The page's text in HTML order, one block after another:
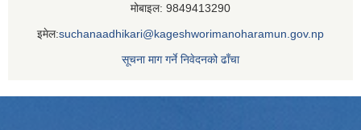
मोबाइल: 9849413290
इमेल:suchanaadhikari@kageshworimanoharamun.gov.np
सूचना माग गर्ने निवेदनको ढाँचा